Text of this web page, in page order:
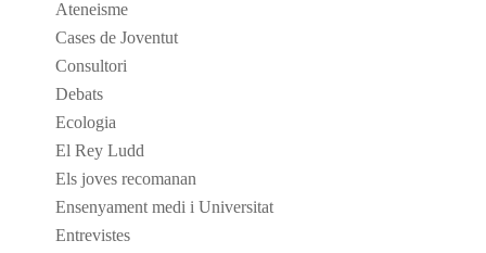
Ateneisme
Cases de Joventut
Consultori
Debats
Ecologia
El Rey Ludd
Els joves recomanan
Ensenyament medi i Universitat
Entrevistes